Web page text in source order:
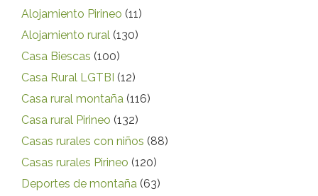
Alojamiento Pirineo (11)
Alojamiento rural (130)
Casa Biescas (100)
Casa Rural LGTBI (12)
Casa rural montaña (116)
Casa rural Pirineo (132)
Casas rurales con niños (88)
Casas rurales Pirineo (120)
Deportes de montaña (63)